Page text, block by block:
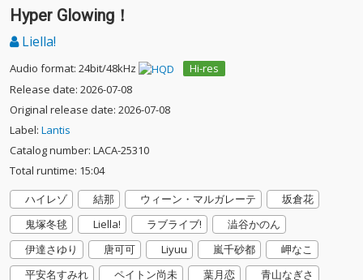
Hyper Glowing！
Liella!
Audio format: 24bit/48kHz
Hi-res
Release date: 2026-07-08
Original release date: 2026-07-08
Label: Lantis
Catalog number: LACA-25310
Total runtime: 15:04
ハイレゾ
結那 ウィーン・マルガレーテ
坂倉花
鬼塚冬毬
Liella! ラブライブ!
澁谷かのん
伊達さゆり
唐可可 Liyuu 嵐千砂都
岬なこ
平安名すみれ
ペイトン尚未 葉月恋
青山なぎさ